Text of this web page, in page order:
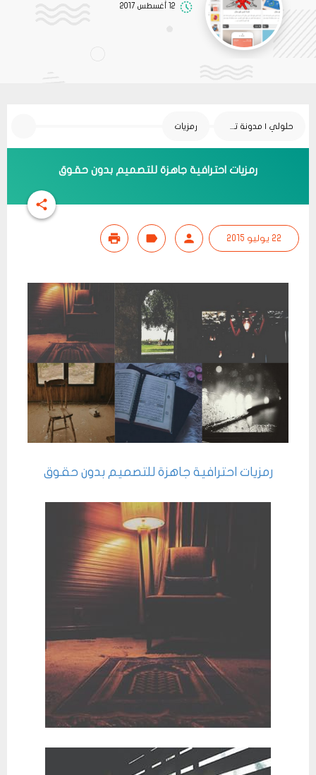
12 أغسطس 2017
حلولي | مدونة تقنية رمزيات
رمزيات احترافية جاهزة للتصميم بدون حقوق
22 يوليو 2015
رمزيات احترافية جاهزة للتصميم بدون حقوق